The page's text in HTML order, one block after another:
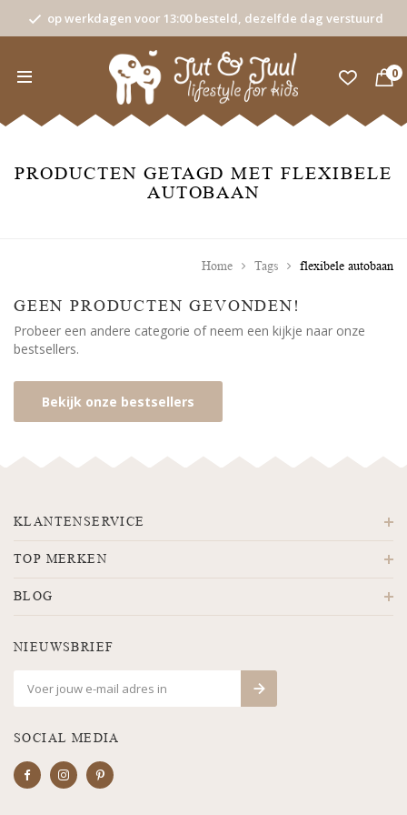
op werkdagen voor 13:00 besteld, dezelfde dag verstuurd
0
PRODUCTEN GETAGD MET FLEXIBELE
AUTOBAAN
Home Tags flexibele autobaan
GEEN PRODUCTEN GEVONDEN!
Probeer een andere categorie of neem een kijkje naar onze
bestsellers.
Bekijk onze bestsellers
KLANTENSERVICE
TOP MERKEN
BLOG
NIEUWSBRIEF
SOCIAL MEDIA